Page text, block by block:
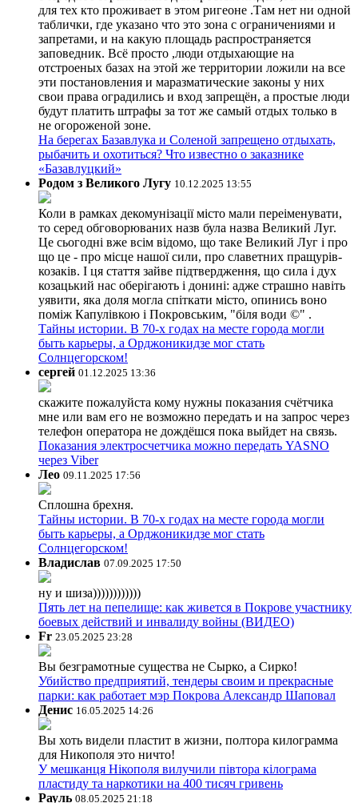
для тех кто проживает в этом ригеоне .Там нет ни одной
таблички, где указано что это зона с ограничениями и
запретами, и на какую площадь распространяется
заповедник. Всё просто ,люди отдыхающие на
отстроеных базах на этой же территории ложили на все
эти постановления и маразматические законы у них
свои права оградились и вход запрещён, а простые люди
будут платить штрафы за тот же самый отдых только в
не огороженой зоне.
На берегах Базавлука и Соленой запрещено отдыхать,
рыбачить и охотиться? Что известно о заказнике
«Базавлуцкий»
Родом з Великого Лугу 10.12.2025 13:55
Коли в рамках декомунізації місто мали переіменувати,
то серед обговорюваних назв була назва Великий Луг.
Це сьогодні вже всім відомо, що таке Великий Луг і про
що це - про місце нашої сили, про славетних пращурів-
козаків. І ця стаття зайве підтвердження, що сила і дух
козацький нас оберігають і донині: адже страшно навіть
уявити, яка доля могла спіткати місто, опинись воно
поміж Капулівкою і Покровським, "біля води ©" .
Тайны истории. В 70-х годах на месте города могли
быть карьеры, а Орджоникидзе мог стать
Солнцегорском!
сергей 01.12.2025 13:36
скажите пожалуйста кому нужны показания счётчика
мне или вам его не возможно передать и на запрос через
телефон оператора не дождёшся пока выйдет на связь.
Показания электросчетчика можно передать YASNO
через Viber
Лео 09.11.2025 17:56
Сплошна брехня.
Тайны истории. В 70-х годах на месте города могли
быть карьеры, а Орджоникидзе мог стать
Солнцегорском!
Владислав 07.09.2025 17:50
ну и шиза))))))))))))
Пять лет на пепелище: как живется в Покрове участнику
боевых действий и инвалиду войны (ВИДЕО)
Fr 23.05.2025 23:28
Вы безграмотные существа не Сырко, а Сирко!
Убийство предприятий, тендеры своим и прекрасные
парки: как работает мэр Покрова Александр Шаповал
Денис 16.05.2025 14:26
Вы хоть видели пластит в жизни, полтора килограмма
для Никополя это ничто!
У мешканця Нікополя вилучили півтора кілограма
пластиду та наркотики на 400 тисяч гривень
Рауль 08.05.2025 21:18